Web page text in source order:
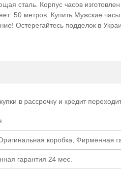
сталь. Корпус часов
50 метров. Купить Мужские
Остерегайтесь подделок в
в рассрочку и кредит
коробка, Фирменная
гарантия 24 мес.